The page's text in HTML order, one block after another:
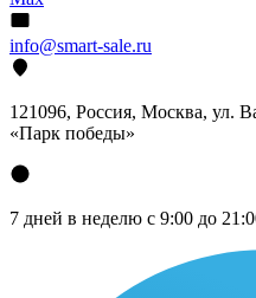
info@smart-sale.ru
121096, Россия, Москва, ул.
«Парк победы»
7 дней в неделю с 9:00 до